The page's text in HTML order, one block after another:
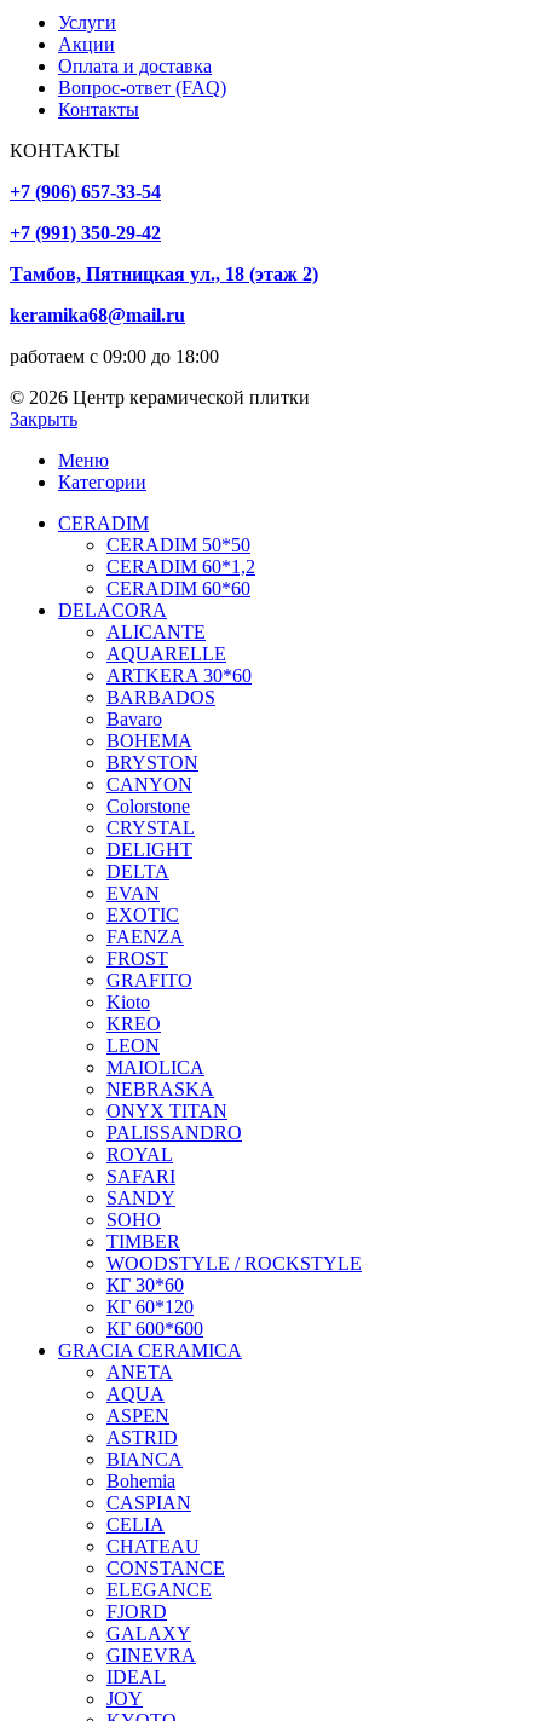
Услуги
Акции
Оплата и доставка
Вопрос-ответ (FAQ)
Контакты
КОНТАКТЫ
+7 (906) 657-33-54
+7 (991) 350-29-42
Тамбов, Пятницкая ул., 18 (этаж 2)
keramika68@mail.ru
работаем с 09:00 до 18:00
© 2026 Центр керамической плитки
Закрыть
Меню
Категории
CERADIM
CERADIM 50*50
CERADIM 60*1,2
CERADIM 60*60
DELACORA
ALICANTE
AQUARELLE
ARTKERA 30*60
BARBADOS
Bavaro
BOHEMA
BRYSTON
CANYON
Colorstone
CRYSTAL
DELIGHT
DELTA
EVAN
EXOTIC
FAENZA
FROST
GRAFITO
Kioto
KREO
LEON
MAIOLICA
NEBRASKA
ONYX TITAN
PALISSANDRO
ROYAL
SAFARI
SANDY
SOHO
TIMBER
WOODSTYLE / ROCKSTYLE
КГ 30*60
КГ 60*120
КГ 600*600
GRACIA CERAMICA
ANETA
AQUA
ASPEN
ASTRID
BIANCA
Bohemia
CASPIAN
CELIA
CHATEAU
CONSTANCE
ELEGANCE
FJORD
GALAXY
GINEVRA
IDEAL
JOY